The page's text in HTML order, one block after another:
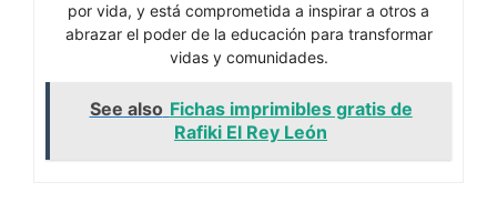
por vida, y está comprometida a inspirar a otros a
abrazar el poder de la educación para transformar
vidas y comunidades.
See also Fichas imprimibles gratis de
Rafiki El Rey León